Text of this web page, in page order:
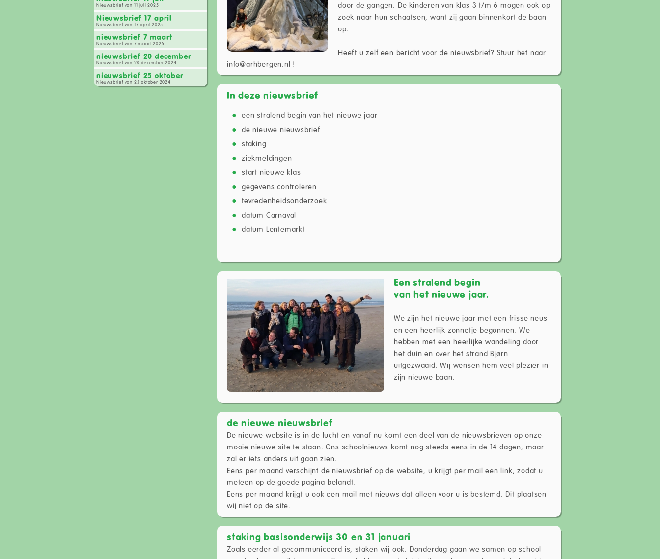
door de gangen. De kinderen van klas 3 t/m 6 mogen ook op
zoek naar hun schaatsen, want zij gaan binnenkort de baan
op.
Heeft u zelf een bericht voor de nieuwsbrief? Stuur het naar
info@arhbergen.nl !
In deze nieuwsbrief
een stralend begin van het nieuwe jaar
de nieuwe nieuwsbrief
staking
ziekmeldingen
start nieuwe klas
gegevens controleren
tevredenheidsonderzoek
datum Carnaval
datum Lentemarkt
Een stralend begin
van het nieuwe jaar.
We zijn het nieuwe jaar met een frisse neus
en een heerlijk zonnetje begonnen. We
hebben met een heerlijke wandeling door
het duin en over het strand Bjørn
uitgezwaaid. Wij wensen hem veel plezier in
zijn nieuwe baan.
de nieuwe nieuwsbrief
De nieuwe website is in de lucht en vanaf nu komt een deel van de nieuwsbrieven op onze
mooie nieuwe site te staan. Ons schoolnieuws komt nog steeds eens in de 14 dagen, maar
zal er iets anders uit gaan zien.
Eens per maand verschijnt de nieuwsbrief op de website, u krijgt per mail een link, zodat u
meteen op de goede pagina belandt.
Eens per maand krijgt u ook een mail met nieuws dat alleen voor u is bestemd. Dit plaatsen
wij niet op de site.
staking basisonderwijs 30 en 31 januari
Zoals eerder al gecommuniceerd is, staken wij ook. Donderdag gaan we samen op school
Nieuwsbrief van 11 juli 2025
Nieuwsbrief 17 april
Nieuwsbrief van 17 april 2025
nieuwsbrief 7 maart
Nieuwsbrief van 7 maart 2025
nieuwsbrief 20 december
Nieuwsbrief van 20 december 2024
nieuwsbrief 25 oktober
Nieuwsbrief van 25 oktober 2024